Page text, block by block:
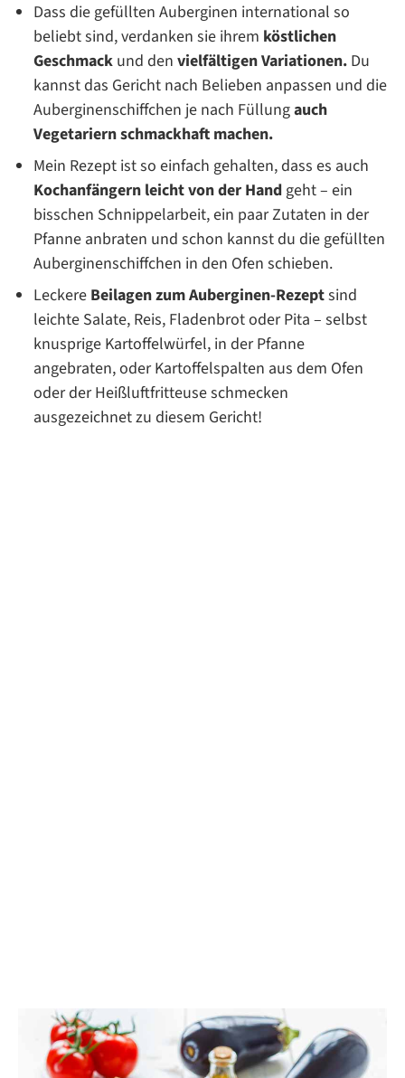
Dass die gefüllten Auberginen international so
beliebt sind, verdanken sie ihrem köstlichen
Geschmack und den vielfältigen Variationen. Du
kannst das Gericht nach Belieben anpassen und die
Auberginenschiffchen je nach Füllungauch
Vegetariern schmackhaft machen.
Mein Rezept ist so einfach gehalten, dass es auch
Kochanfängern leicht von der Handgeht – ein
bisschen Schnippelarbeit, ein paar Zutaten in der
Pfanne anbraten und schon kannst du die gefüllten
Auberginenschiffchen in den Ofen schieben.
Leckere Beilagen zum Auberginen-Rezeptsind
leichte Salate, Reis, Fladenbrot oder Pita – selbst
knusprige Kartoffelwürfel, in der Pfanne
angebraten, oder Kartoffelspalten aus dem Ofen
oder der Heißluftfritteuse schmecken
ausgezeichnet zu diesem Gericht!